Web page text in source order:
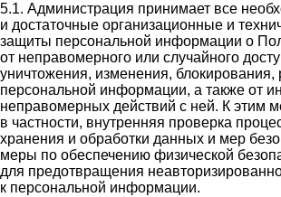
5.1. Администрация принимает все
и достаточные организационные и
защиты персональной информации о
от неправомерного или случайного
уничтожения, изменения, блокирования,
персональной информации, а также от
неправомерных действий с ней. К этим
в частности, внутренняя проверка
хранения и обработки данных и мер
меры по обеспечению физической
для предотвращения
к персональной информации.